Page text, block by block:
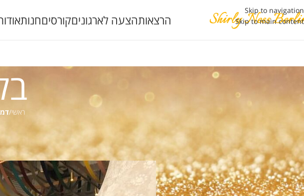
Skip to navigation
Skip to main content
הרצאותהצעה לארגוניםקורסיםחנות
ראשי/
חשיבה חיובית
מה אסור בשום פנים ואופן
פורסם על ידי שירלי נס